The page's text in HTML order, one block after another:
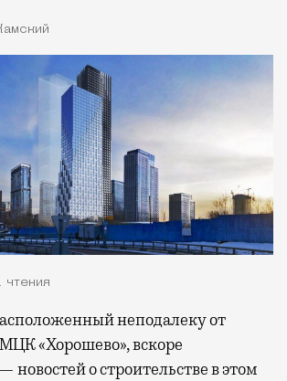
чтения
«Хорошево», вскоре
новостей о строительстве в этом